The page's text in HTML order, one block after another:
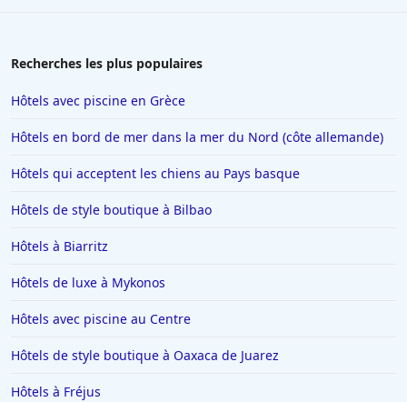
Recherches les plus populaires
Hôtels avec piscine en Grèce
Hôtels en bord de mer dans la mer du Nord (côte allemande)
Hôtels qui acceptent les chiens au Pays basque
Hôtels de style boutique à Bilbao
Hôtels à Biarritz
Hôtels de luxe à Mykonos
Hôtels avec piscine au Centre
Hôtels de style boutique à Oaxaca de Juarez
Hôtels à Fréjus